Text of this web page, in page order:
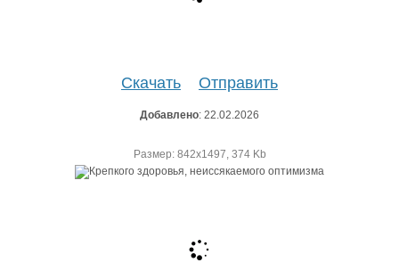
Скачать Отправить
Добавлено: 22.02.2026
Размер: 842х1497, 374 Kb